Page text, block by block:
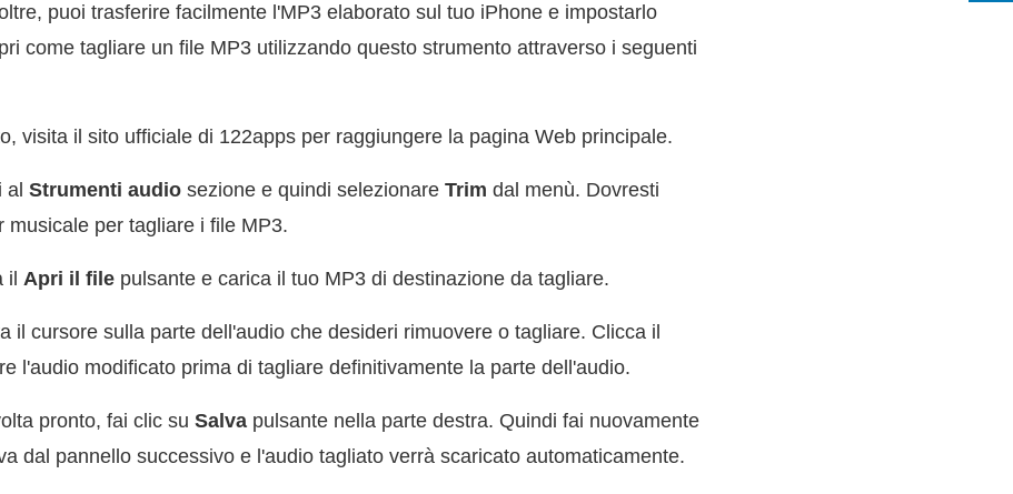
puoi trasferire facilmente l'MP3 elaborato sul tuo iPhone e impostarlo
come tagliare un file MP3 utilizzando questo strumento attraverso i seguenti
visita il sito ufficiale di 122apps per raggiungere la pagina Web principale.
al Strumenti audio sezione e quindi selezionare Trim dal menù. Dovresti
musicale per tagliare i file MP3.
il Apri il file pulsante e carica il tuo MP3 di destinazione da tagliare.
il cursore sulla parte dell'audio che desideri rimuovere o tagliare. Clicca il
l'audio modificato prima di tagliare definitivamente la parte dell'audio.
pronto, fai clic su Salva pulsante nella parte destra. Quindi fai nuovamente
dal pannello successivo e l'audio tagliato verrà scaricato automaticamente.